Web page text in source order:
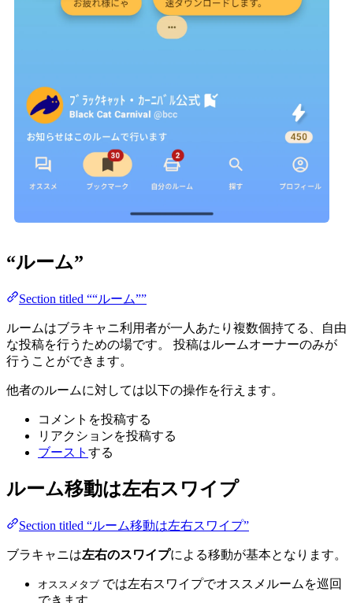
“ルーム”
Section titled ““ルーム””
ルームはブラキャニ利用者が一人あたり複数個持てる、自由
な投稿を行うための場です。 投稿はルームオーナーのみが
行うことができます。
他者のルームに対しては以下の操作を行えます。
コメントを投稿する
リアクションを投稿する
ブースト する
ルーム移動は左右スワイプ
Section titled “ルーム移動は左右スワイプ”
ブラキャニは左右のスワイプによる移動が基本となります。
オススメタブ では左右スワイプでオススメルームを巡回